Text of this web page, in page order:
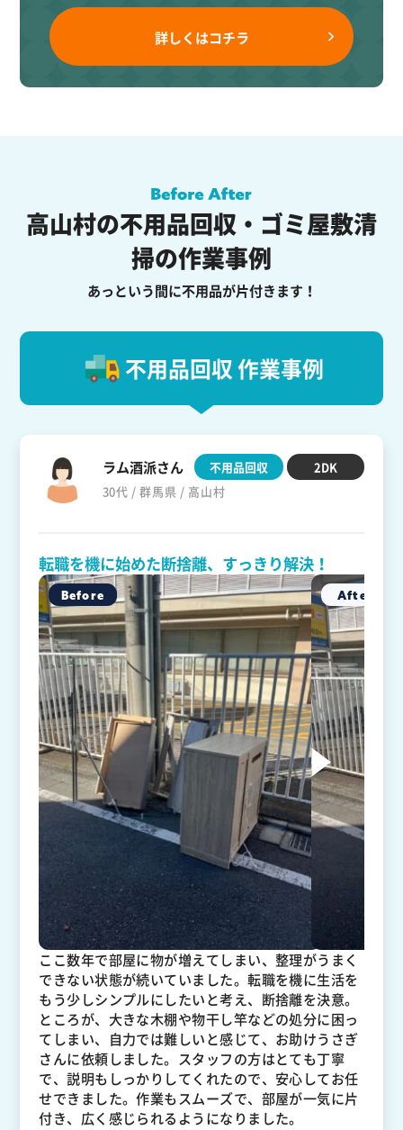
詳しくはコチラ
高山村の不用品回収・ゴミ屋敷清
掃の作業事例
あっという間に不用品が片付きます！
不用品回収 作業事例
ラム酒派さん
30代 / 群馬県 / 高山村
不用品回収 2DK
転職を機に始めた断捨離、すっきり解決！
ここ数年で部屋に物が増えてしまい、整理がうまく
できない状態が続いていました。転職を機に生活を
もう少しシンプルにしたいと考え、断捨離を決意。
ところが、大きな木棚や物干し竿などの処分に困っ
てしまい、自力では難しいと感じて、お助けうさぎ
さんに依頼しました。スタッフの方はとても丁寧
で、説明もしっかりしてくれたので、安心してお任
せできました。作業もスムーズで、部屋が一気に片
付き、広く感じられるようになりました。